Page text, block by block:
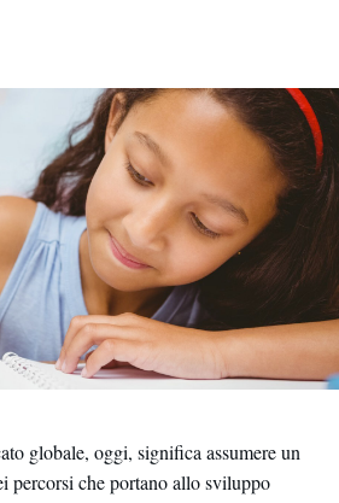
globale, oggi, significa assumere un
percorsi che portano allo sviluppo